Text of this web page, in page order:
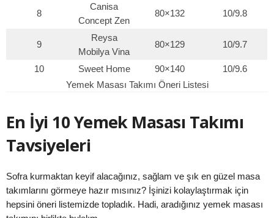
8
Canisa
Concept Zen
80×132 10/9.8
9
Reysa
Mobilya Vina
80×129 10/9.7
10 Sweet Home 90×140
10/9.6
Yemek Masası Takımı Öneri Listesi
En İyi 10 Yemek Masası Takımı
Tavsiyeleri
Sofra kurmaktan keyif alacağınız, sağlam ve şık en güzel masa
takımlarını görmeye hazır mısınız? İşinizi kolaylaştırmak için
hepsini öneri listemizde topladık. Hadi, aradığınız yemek masası